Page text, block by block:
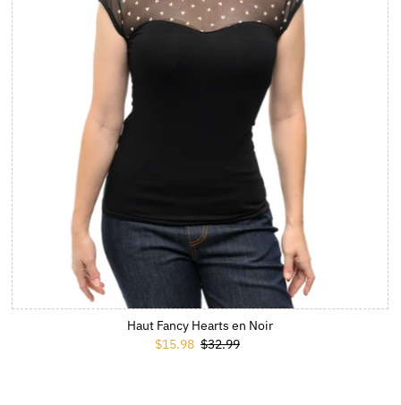
Haut Fancy Hearts en Noir
Prix soldé
$15.98 Prix ordinaire
$32.99